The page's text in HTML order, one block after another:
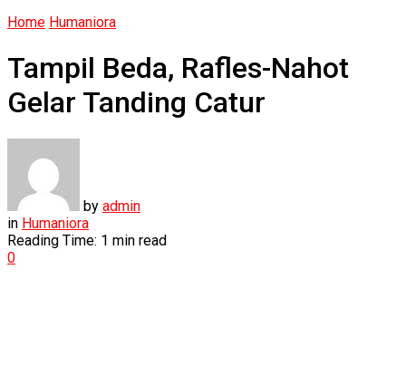
Home Humaniora
Tampil Beda, Rafles-Nahot
Gelar Tanding Catur
by admin
in Humaniora
Reading Time: 1 min read
0